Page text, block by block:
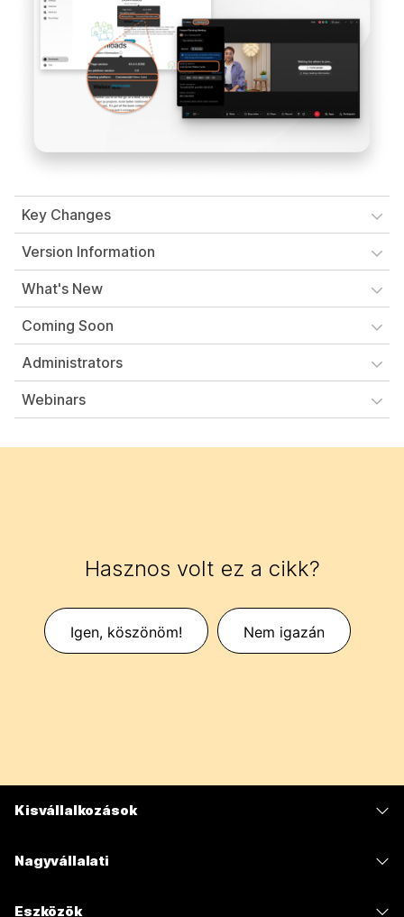
Key Changes
Version Information
What's New
Coming Soon
Administrators
Webinars
Hasznos volt ez a cikk?
Igen, köszönöm! Nem igazán
Kisvállalkozások
Nagyvállalati
Eszközök